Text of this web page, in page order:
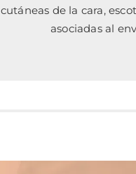
cutáneas de la cara,
asociadas al